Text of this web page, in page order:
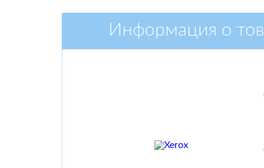
Информация о